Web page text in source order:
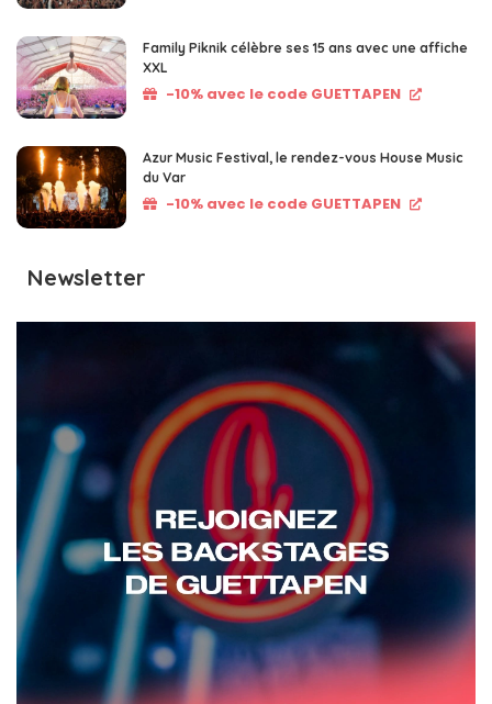
Family Piknik célèbre ses 15 ans avec une affiche
XXL
-10% avec le code GUETTAPEN
Azur Music Festival, le rendez-vous House Music
du Var
-10% avec le code GUETTAPEN
Newsletter